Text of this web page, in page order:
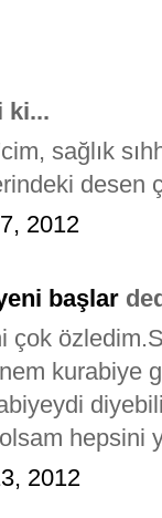
ki...
sağlık
desen
2012
başlar
çok
kurabiye
hepsini
2012